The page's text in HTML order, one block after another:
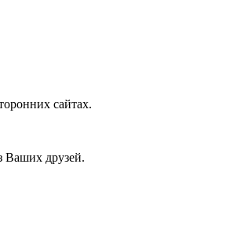
сайтах.
Ваших друзей.